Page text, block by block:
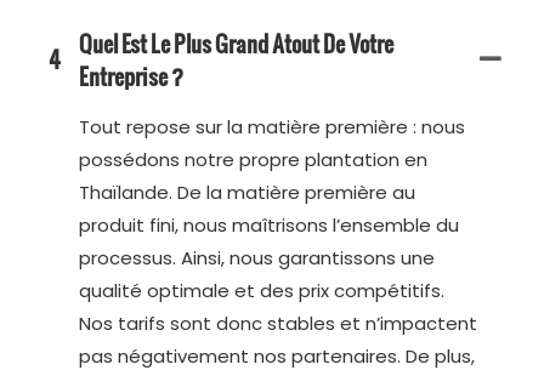
4 Quel Est Le Plus Grand Atout De Votre
Entreprise ?
Tout repose sur la matière première : nous
possédons notre propre plantation en
Thaïlande. De la matière première au
produit fini, nous maîtrisons l’ensemble du
processus. Ainsi, nous garantissons une
qualité optimale et des prix compétitifs.
Nos tarifs sont donc stables et n’impactent
pas négativement nos partenaires. De plus,